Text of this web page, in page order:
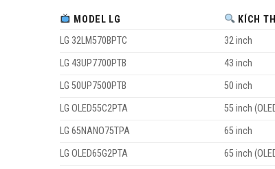
MODEL LG KÍCH
LG 32LM570BPTC
32 inch
LG 43UP7700PTB
43 inch
LG 50UP7500PTB
50 inch
LG OLED55C2PTA
55 inch
LG 65NANO75TPA
65 inch
LG OLED65G2PTA
65 inch